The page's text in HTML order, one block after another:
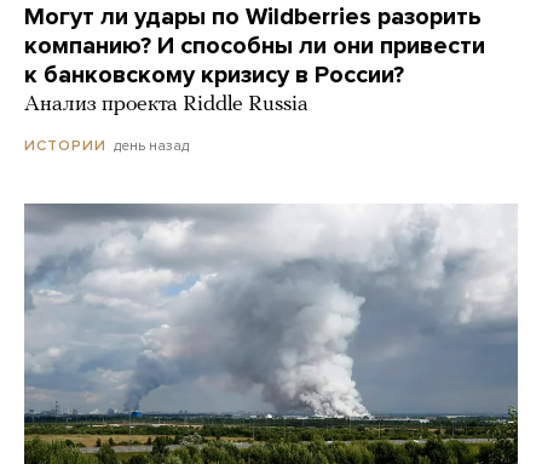
Могут ли удары по Wildberries разорить
компанию? И способны ли они привести
к банковскому кризису в России?
Анализ проекта Riddle Russia
ИСТОРИИ день назад